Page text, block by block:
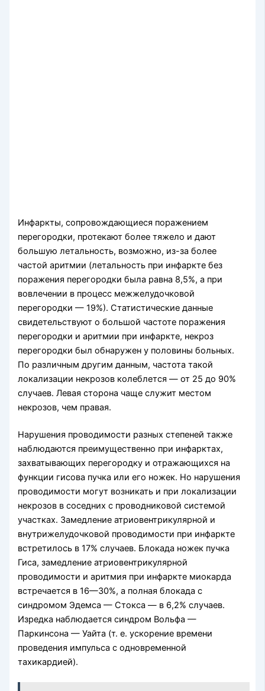
Инфаркты, сопровождающиеся поражением
перегородки, протекают более тяжело и дают
большую летальность, возможно, из-за более
частой аритмии (летальность при инфаркте без
поражения перегородки была равна 8,5%, а при
вовлечении в процесс межжелудочковой
перегородки — 19%). Статистические данные
свидетельствуют о большой частоте поражения
перегородки и аритмии при инфаркте, некроз
перегородки был обнаружен у половины больных.
По различным другим данным, частота такой
локализации некрозов колеблется — от 25 до 90%
случаев. Левая сторона чаще служит местом
некрозов, чем правая.
Нарушения проводимости разных степеней также
наблюдаются преимущественно при инфарктах,
захватывающих перегородку и отражающихся на
функции гисова пучка или его ножек. Но нарушения
проводимости могут возникать и при локализации
некрозов в соседних с проводниковой системой
участках. Замедление атриовентрикулярной и
внутрижелудочковой проводимости при инфаркте
встретилось в 17% случаев. Блокада ножек пучка
Гиса, замедление атриовентрикулярной
проводимости и аритмия при инфаркте миокарда
встречается в 16—30%, а полная блокада с
синдромом Эдемса — Стокса — в 6,2% случаев.
Изредка наблюдается синдром Вольфа —
Паркинсона — Уайта (т. е. ускорение времени
проведения импульса с одновременной
тахикардией).